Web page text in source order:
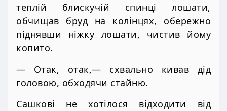
теплій блискучій спинці лошати,
обчищав бруд на колінцях, обережно
піднявши ніжку лошати, чистив йому
копито.
— Отак, отак,— схвально кивав дід
головою, обходячи стайню.
Сашкові не хотілося відходити від